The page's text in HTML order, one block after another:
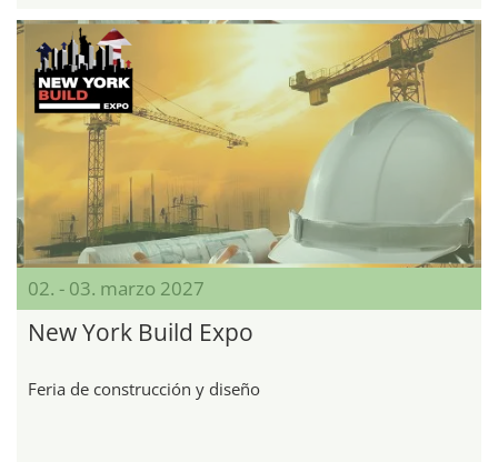
02. - 03. marzo 2027
New York Build Expo
Feria de construcción y diseño